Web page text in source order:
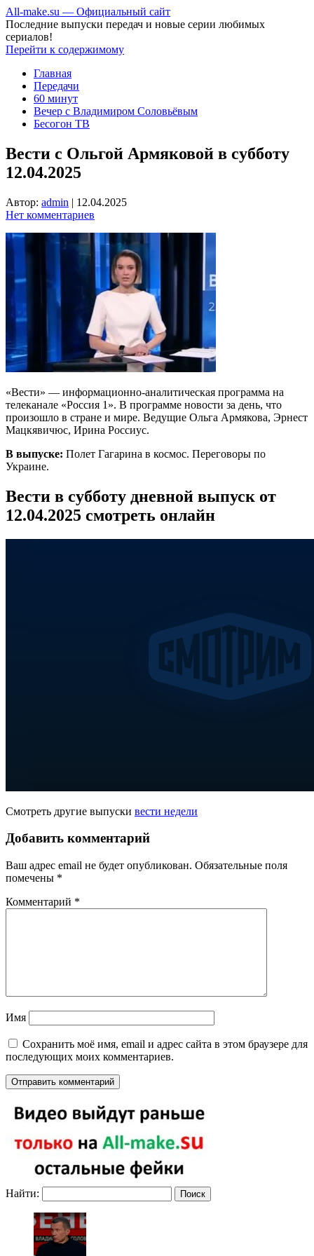
All-make.su — Официальный сайт
Последние выпуски передач и новые серии любимых
сериалов!
Перейти к содержимому
Главная
Передачи
60 минут
Вечер с Владимиром Соловьёвым
Бесогон ТВ
Вести с Ольгой Армяковой в субботу
12.04.2025
Автор: admin | 12.04.2025
Нет комментариев
«Вести» — информационно-аналитическая программа на
телеканале «Россия 1». В программе новости за день, что
произошло в стране и мире. Ведущие Ольга Армякова, Эрнест
Мацкявичюс, Ирина Россиус.
В выпуске: Полет Гагарина в космос. Переговоры по
Украине.
Вести в субботу дневной выпуск от
12.04.2025 смотреть онлайн
Смотреть другие выпуски вести недели
Добавить комментарий
Ваш адрес email не будет опубликован. Обязательные поля
помечены *
Комментарий *
Имя
Сохранить моё имя, email и адрес сайта в этом браузере для
последующих моих комментариев.
Найти: